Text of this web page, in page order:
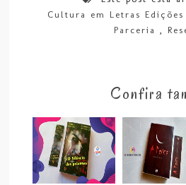
Cultura em Letras Edições
Parceria ,
Confira